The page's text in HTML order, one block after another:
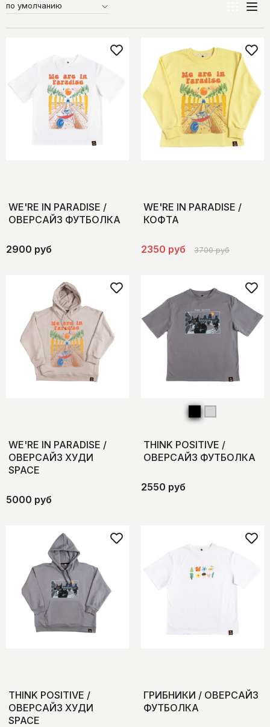
WE'RE IN PARADISE /
ОВЕРСАЙЗ ФУТБОЛКА
2900 руб
WE'RE IN PARADISE /
КОФТА
2350 руб 3700 руб
WE'RE IN PARADISE /
ОВЕРСАЙЗ ХУДИ
SPACE
5000 руб
THINK POSITIVE /
ОВЕРСАЙЗ ФУТБОЛКА
2550 руб
THINK POSITIVE /
ОВЕРСАЙЗ ХУДИ
SPACE
ГРИБНИКИ / ОВЕРСАЙЗ
ФУТБОЛКА